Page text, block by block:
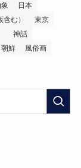
日本
む）
東京
神話
鮮
風俗画